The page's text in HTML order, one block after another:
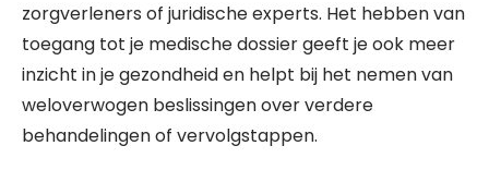
zorgverleners of juridische experts. Het hebben van
toegang tot je medische dossier geeft je ook meer
inzicht in je gezondheid en helpt bij het nemen van
weloverwogen beslissingen over verdere
behandelingen of vervolgstappen.